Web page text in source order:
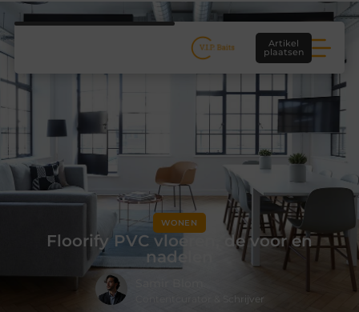
Artikel
plaatsen
WONEN
Floorify PVC vloeren, de voor en
nadelen
Contentcurator & Schrijver